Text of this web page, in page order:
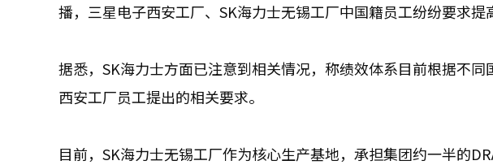
播，三星电子西安工厂、SK海力士无锡工厂中国籍员工纷纷要求提
据悉，SK海力士方面已注意到相关情况，称绩效体系目前根据不
西安工厂员工提出的相关要求。
目前，SK海力士无锡工厂作为核心生产基地，承担集团约一半的